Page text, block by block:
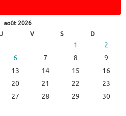
août 2026
J V S D
1
2
6 7 8
9
13 14 15
16
20 21 22
23
27 28 29
30